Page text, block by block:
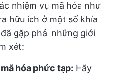
nhiệm vụ mã hóa như
hữu ích ở một số khía
gặp phải những giới
xét:
hóa phức tạp: Hãy